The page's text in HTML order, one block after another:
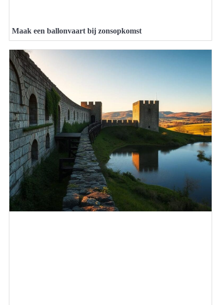
Maak een ballonvaart bij zonsopkomst